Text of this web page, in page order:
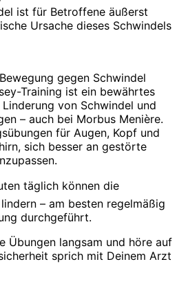
ist für Betroffene äußerst
Ursache dieses Schwindels
gegen Schwindel
Training ist ein bewährtes
von Schwindel und
– auch bei Morbus Menière.
für Augen, Kopf und
sich besser an gestörte
täglich können die
– am besten regelmäßig
durchgeführt.
Übungen langsam und höre auf
sprich mit Deinem Arzt